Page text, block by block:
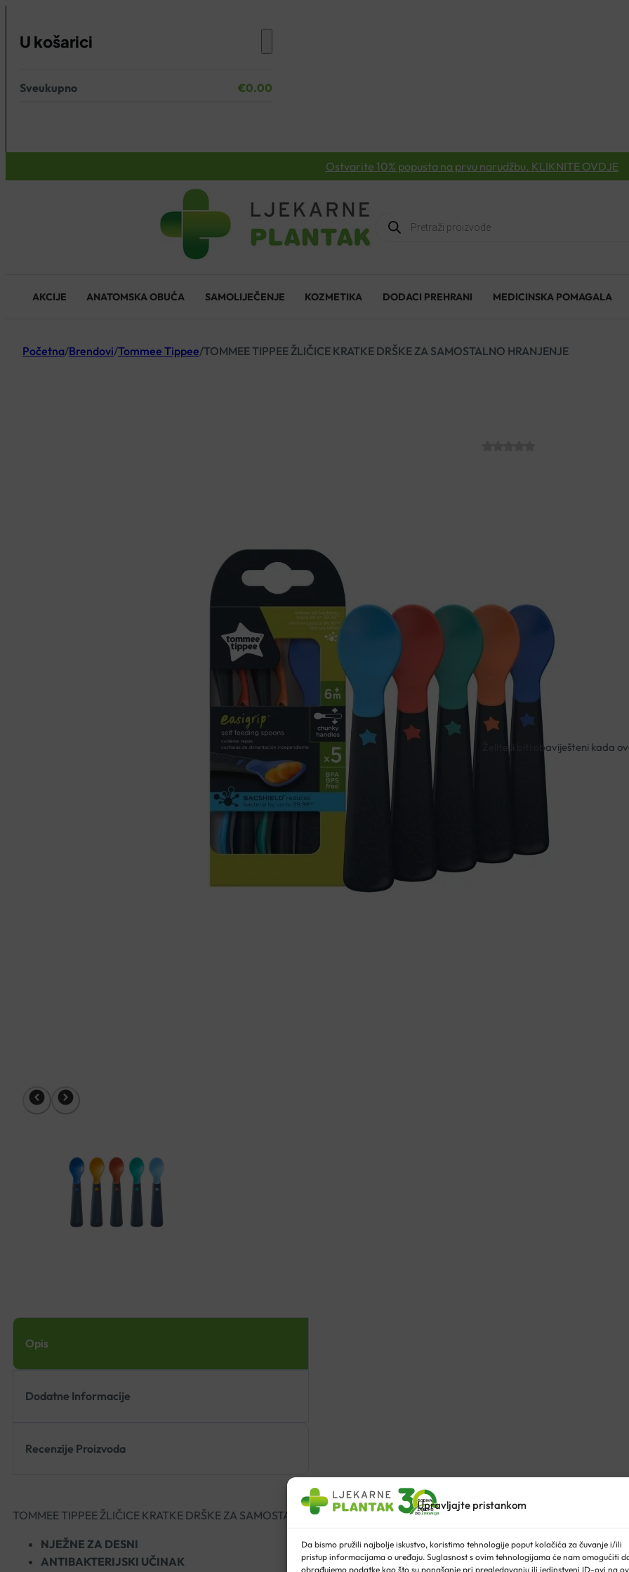
Upravljajte pristankom
Da bismo pružili najbolje iskustvo, koristimo tehnologije poput kolačića za čuvanje i/ili
pristup informacijama o uređaju. Suglasnost s ovim tehnologijama će nam omogućiti
obrađujemo podatke kao što su ponašanje pri pregledavanju ili jedinstveni ID-ovi na
U košarici
Nema proizvoda u košarici.
Sveukupno €0.00
Ostvarite 10% popusta na prvu narudžbu. KLIKNITE OVDJE
Products
search
AKCIJE ANATOMSKA OBUĆA SAMOLIJEČENJE KOZMETIKA DODACI PREHRANI MEDICINSKA POMAGALA
Početna/Brendovi/Tommee Tippee/TOMMEE TIPPEE ŽLIČICE KRATKE DRŠKE ZA SAMOSTALNO HRANJENJE
desni djeteta. Duboka i
mjeseci i starije.
Ergonomski oblikovane za
Nema na zalihi
Opis
Dodatne Informacije
Recenzije Proizvoda
TOMMEE TIPPEE ŽLIČICE KRATKE DRŠKE ZA SAMOSTALNO HRANJENJE
NJEŽNE ZA DESNI
ANTIBAKTERIJSKI UČINAK